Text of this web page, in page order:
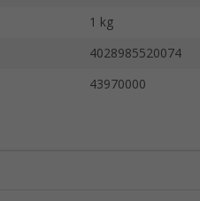
1 kg
4028985520074
43970000